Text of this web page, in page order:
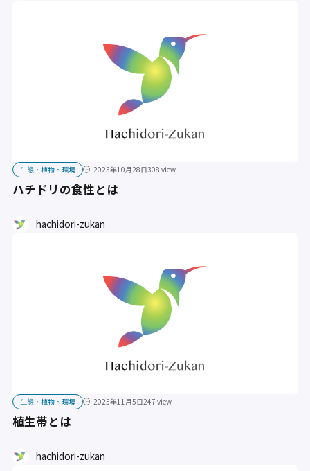
生態・植物・環境 2025年10月28日308 view
ハチドリの食性とは
hachidori-zukan
生態・植物・環境 2025年11月5日247 view
植生帯とは
hachidori-zukan